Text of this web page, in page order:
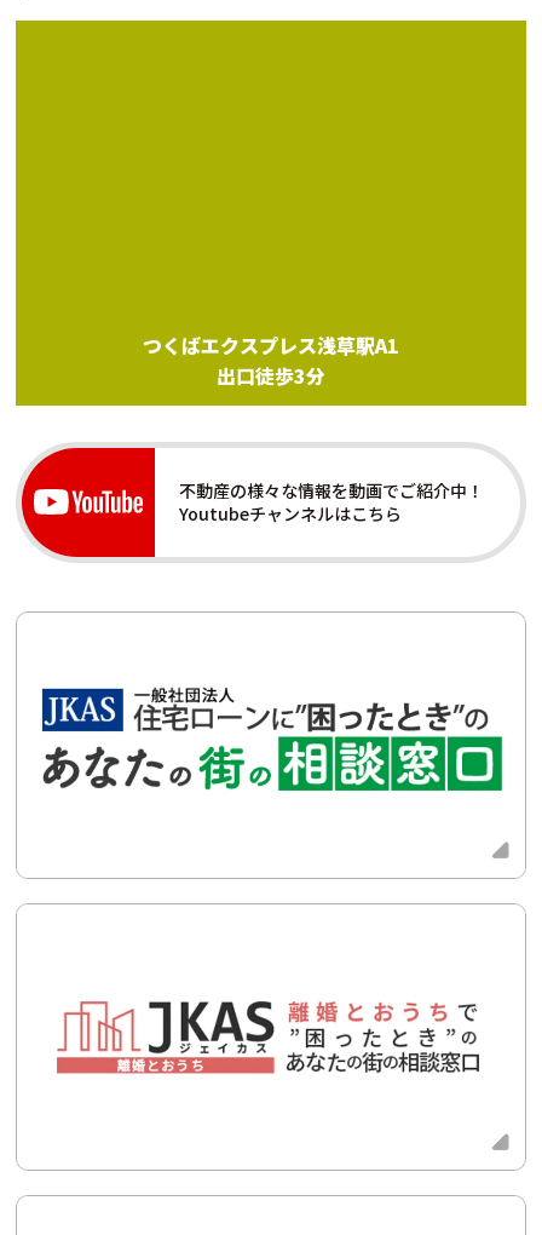
つくばエクスプレス浅草駅A1
出口徒歩3分
不動産の様々な情報を動画でご紹介中！
Youtubeチャンネルはこちら